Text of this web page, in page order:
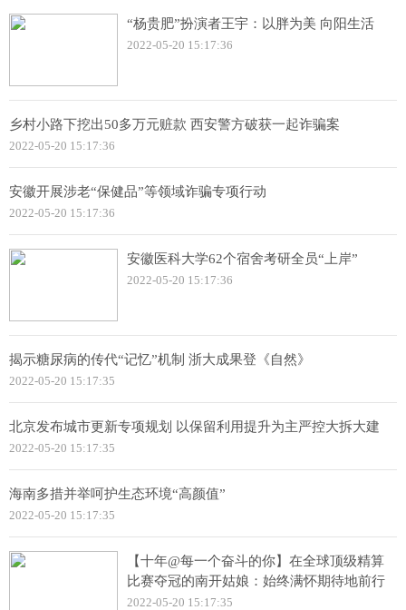
“杨贵肥”扮演者王宇：以胖为美 向阳生活
2022-05-20 15:17:36
乡村小路下挖出50多万元赃款 西安警方破获一起诈骗案
2022-05-20 15:17:36
安徽开展涉老“保健品”等领域诈骗专项行动
2022-05-20 15:17:36
安徽医科大学62个宿舍考研全员“上岸”
2022-05-20 15:17:36
揭示糖尿病的传代“记忆”机制 浙大成果登《自然》
2022-05-20 15:17:35
北京发布城市更新专项规划 以保留利用提升为主严控大拆大建
2022-05-20 15:17:35
海南多措并举呵护生态环境“高颜值”
2022-05-20 15:17:35
【十年@每一个奋斗的你】在全球顶级精算
比赛夺冠的南开姑娘：始终满怀期待地前行
2022-05-20 15:17:35